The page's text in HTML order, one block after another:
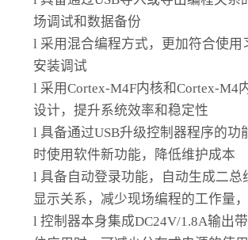
场调试和数据备份
l 采用混合编程方式，更加符合使用
安装调试
l 采用Cortex-M4F内核和Cortex-M4
设计，提升系统效率和稳定性
l 具备通过USB升级控制器程序的功
时使用软件新功能，降低维护成本
l 具备自动登录功能，自动生成二总
显示关系，减少现场编程的工作量
l 控制器本身集成DC24V/1.8A输出